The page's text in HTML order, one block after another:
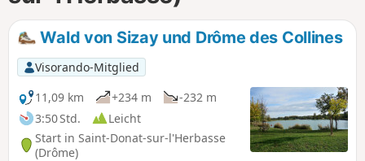
Wald von Sizay und Drôme des Collines
Visorando-Mitglied
11,09 km
+234 m
-232 m
3:50 Std.
Leicht
Start in Saint-Donat-sur-l'Herbasse
(Drôme)